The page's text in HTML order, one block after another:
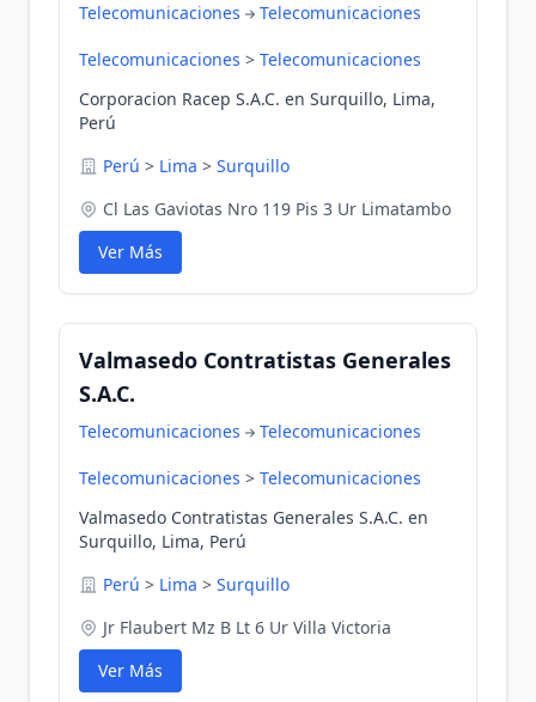
Telecomunicaciones Telecomunicaciones
Telecomunicaciones > Telecomunicaciones
Corporacion Racep S.A.C. en Surquillo, Lima,
Perú
Perú > Lima > Surquillo
Cl Las Gaviotas Nro 119 Pis 3 Ur Limatambo
Ver Más
Valmasedo Contratistas Generales
S.A.C.
Telecomunicaciones Telecomunicaciones
Telecomunicaciones > Telecomunicaciones
Valmasedo Contratistas Generales S.A.C. en
Surquillo, Lima, Perú
Perú > Lima > Surquillo
Jr Flaubert Mz B Lt 6 Ur Villa Victoria
Ver Más